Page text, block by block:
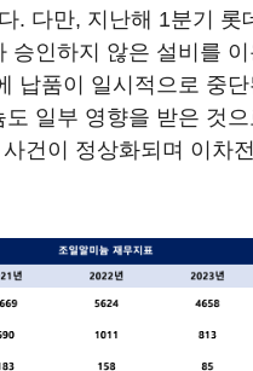
. 다만, 지난해 1분기 롯
승인하지 않은 설비를
납품이 일시적으로 중
일부 영향을 받은 것
건이 정상화되며 이차